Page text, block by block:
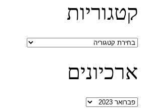
קטגוריות
קטגוריות
ארכיונים
ארכיונים